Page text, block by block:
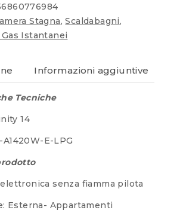
Stagna,Scaldabagni,
Istantanei
Informazioni aggiuntive
Tecniche
14
A1420W-E-LPG
senza fiamma pilota
Esterna- Appartamenti